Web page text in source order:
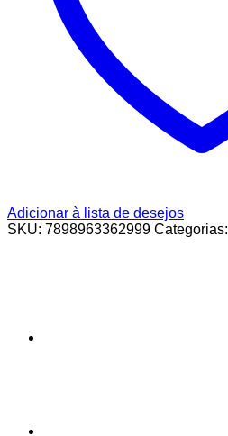
Adicionar à lista de desejos
SKU: 7898963362999 Categorias: